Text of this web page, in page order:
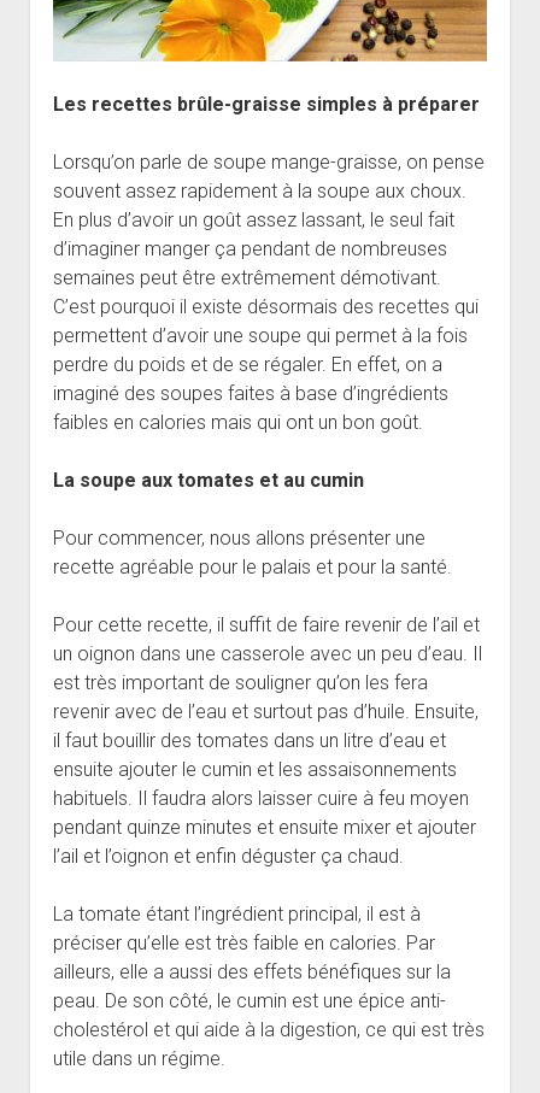
Les recettes brûle-graisse simples à préparer
Lorsqu’on parle de soupe mange-graisse, on pense
souvent assez rapidement à la soupe aux choux.
En plus d’avoir un goût assez lassant, le seul fait
d’imaginer manger ça pendant de nombreuses
semaines peut être extrêmement démotivant.
C’est pourquoi il existe désormais des recettes qui
permettent d’avoir une soupe qui permet à la fois
perdre du poids et de se régaler. En effet, on a
imaginé des soupes faites à base d’ingrédients
faibles en calories mais qui ont un bon goût.
La soupe aux tomates et au cumin
Pour commencer, nous allons présenter une
recette agréable pour le palais et pour la santé.
Pour cette recette, il suffit de faire revenir de l’ail et
un oignon dans une casserole avec un peu d’eau. Il
est très important de souligner qu’on les fera
revenir avec de l’eau et surtout pas d’huile. Ensuite,
il faut bouillir des tomates dans un litre d’eau et
ensuite ajouter le cumin et les assaisonnements
habituels. Il faudra alors laisser cuire à feu moyen
pendant quinze minutes et ensuite mixer et ajouter
l’ail et l’oignon et enfin déguster ça chaud.
La tomate étant l’ingrédient principal, il est à
préciser qu’elle est très faible en calories. Par
ailleurs, elle a aussi des effets bénéfiques sur la
peau. De son côté, le cumin est une épice anti-
cholestérol et qui aide à la digestion, ce qui est très
utile dans un régime.